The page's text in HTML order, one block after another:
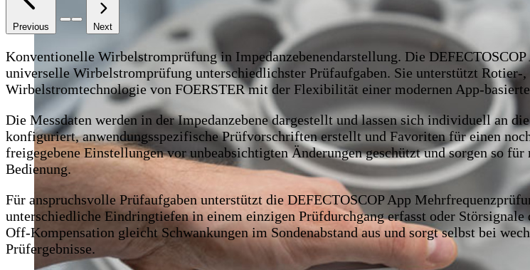
Previous Next
Konventionelle Wirbelstromprüfung in Impedanzebenendarstellung. Die
universelle Wirbelstromprüfung unterschiedlichster Prüfaufgaben. Sie unterstützt
Wirbelstromtechnologie von FOERSTER mit der Flexibilität einer modernen App-
Die Messdaten werden in der Impedanzebene dargestellt und lassen sich individuell an
konfiguriert, anwendungsspezifische Prüfvorschriften erstellt und Favoriten für einen
freigegebene Einstellungen vor unbeabsichtigten Änderungen geschützt und sorgen so
Bedienung.
Für anspruchsvolle Prüfaufgaben unterstützt die DEFECTOSCOP App
unterschiedliche Eindringtiefen in einem einzigen Prüfdurchgang erfasst oder
Off-Kompensation gleicht Schwankungen im Sondenabstand aus und sorgt selbst bei
Prüfergebnisse.